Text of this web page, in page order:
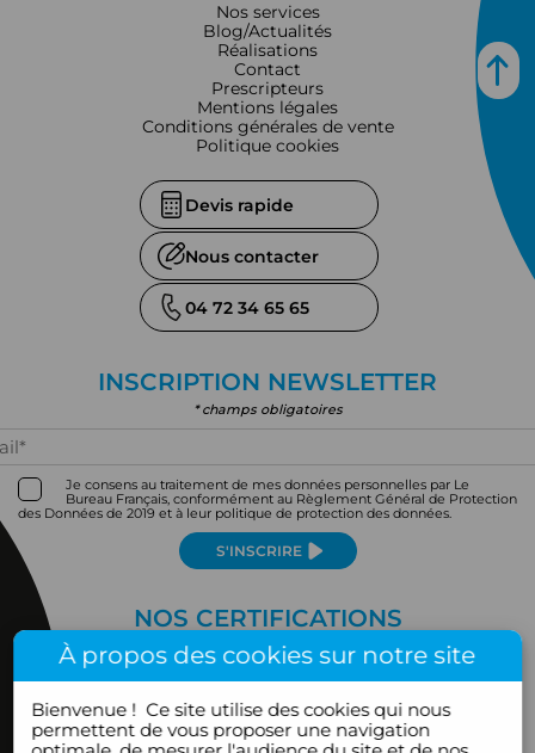
Devis rapide
Nous contacter
04 72 34 65 65
Nos services
Blog/Actualités
Réalisations
Contact
Prescripteurs
Mentions légales
Conditions générales de vente
Politique cookies
INSCRIPTION NEWSLETTER
* champs obligatoires
Je consens au traitement de mes données personnelles par Le
Bureau Français, conformément au Règlement Général de Protection
des Données de 2019 et à leur politique de protection des données.
S'INSCRIRE
NOS CERTIFICATIONS
À propos des cookies sur notre site
Bienvenue !Ce site utilise des cookies qui nous
permettent de vous proposer une navigation